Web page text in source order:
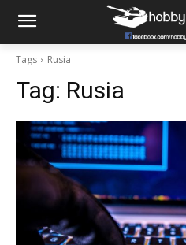
Tags Rusia
Tag: Rusia